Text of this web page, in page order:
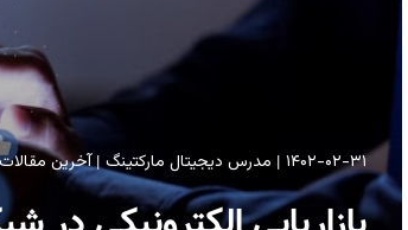
۱۴۰۲-۰۲-۳۱ مدرس دیجیتال مارکتینگ آخرین مقالات